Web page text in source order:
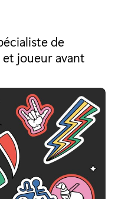
de
et joueur avant